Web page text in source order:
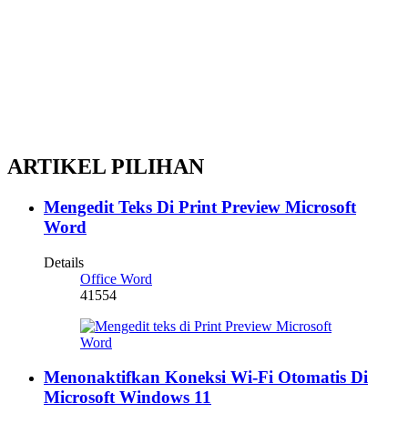
ARTIKEL PILIHAN
Mengedit Teks Di Print Preview Microsoft
Word
Details
Office Word
41554
Menonaktifkan Koneksi Wi-Fi Otomatis Di
Microsoft Windows 11